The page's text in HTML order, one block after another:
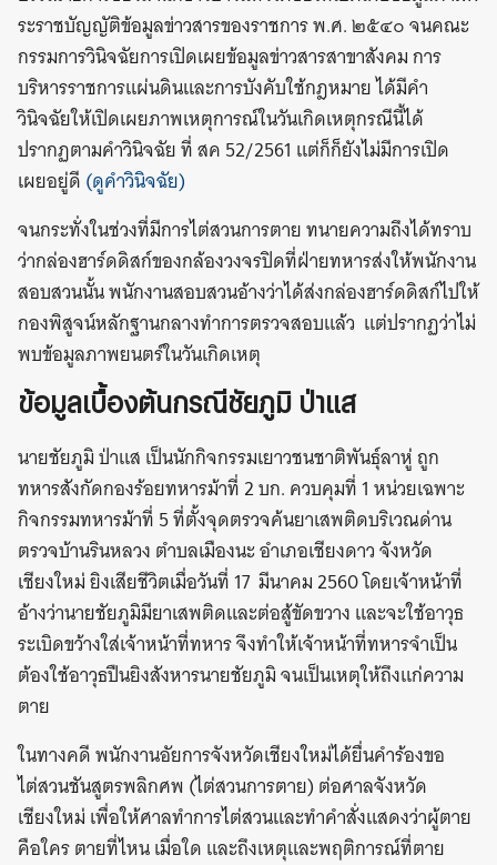
ระราชบัญญัติข้อมูลข่าวสารของราชการ พ.ศ. ๒๕๔๐ จนคณะ
กรรมการวินิจฉัยการเปิดเผยข้อมูลข่าวสารสาขาสังคม การ
บริหารราชการแผ่นดินและการบังคับใช้กฎหมาย ได้มีคำ
วินิจฉัยให้เปิดเผยภาพเหตุการณ์ในวันเกิดเหตุกรณีนี้ได้
ปรากฏตามคำวินิจฉัย ที่ สค 52/2561 แต่ก็ก็ยังไม่มีการเปิด
เผยอยู่ดี (ดูคำวินิจฉัย)
จนกระทั่งในช่วงที่มีการไต่สวนการตาย ทนายความถึงได้ทราบ
ว่ากล่องฮาร์ดดิสก์ของกล้องวงจรปิดที่ฝ่ายทหารส่งให้พนักงาน
สอบสวนนั้น พนักงานสอบสวนอ้างว่าได้ส่งกล่องฮาร์ดดิสก์ไปให้
กองพิสูจน์หลักฐานกลางทำการตรวจสอบแล้ว แต่ปรากฏว่าไม่
พบข้อมูลภาพยนตร์ในวันเกิดเหตุ
ข้อมูลเบื้องต้นกรณีชัยภูมิ ป่าแส
นายชัยภูมิ ป่าแส เป็นนักกิจกรรมเยาวชนชาติพันธุ์ลาหู่ ถูก
ทหารสังกัดกองร้อยทหารม้าที่ 2 บก. ควบคุมที่ 1 หน่วยเฉพาะ
กิจกรรมทหารม้าที่ 5 ที่ตั้งจุดตรวจค้นยาเสพติดบริเวณด่าน
ตรวจบ้านรินหลวง ตำบลเมืองนะ อำเภอเชียงดาว จังหวัด
เชียงใหม่ ยิงเสียชีวิตเมื่อวันที่ 17 มีนาคม 2560 โดยเจ้าหน้าที่
อ้างว่านายชัยภูมิมียาเสพติดและต่อสู้ขัดขวาง และจะใช้อาวุธ
ระเบิดขว้างใส่เจ้าหน้าที่ทหาร จึงทำให้เจ้าหน้าที่ทหารจำเป็น
ต้องใช้อาวุธปืนยิงสังหารนายชัยภูมิ จนเป็นเหตุให้ถึงแก่ความ
ตาย
ในทางคดี พนักงานอัยการจังหวัดเชียงใหม่ได้ยื่นคำร้องขอ
ไต่สวนชันสูตรพลิกศพ (ไต่สวนการตาย) ต่อศาลจังหวัด
เชียงใหม่ เพื่อให้ศาลทำการไต่สวนและทำคำสั่งแสดงว่าผู้ตาย
คือใคร ตายที่ไหน เมื่อใด และถึงเหตุและพฤติการณ์ที่ตาย